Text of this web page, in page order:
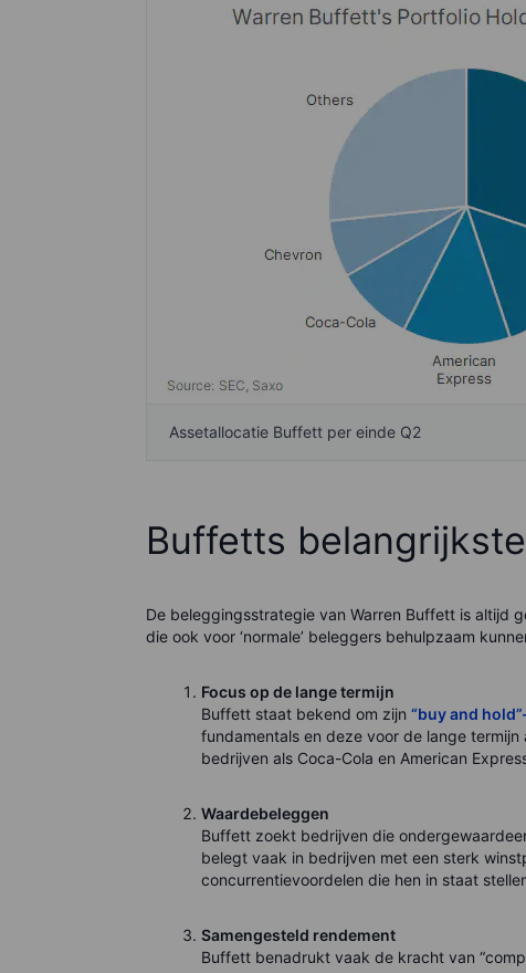
Assetallocatie Buffett per einde Q2
Buffetts
De beleggingsstrategie van Warren Buffett is altijd
die ook voor ‘normale’ beleggers behulpzaam
Focus op de lange termijn
Buffett staat bekend om zijn “buy and
fundamentals en deze voor de lange
bedrijven als Coca-Cola en American
Waardebeleggen
Buffett zoekt bedrijven die
belegt vaak in bedrijven met een sterk
concurrentievoordelen die hen in staat
Samengesteld rendement
Buffett benadrukt vaak de kracht van